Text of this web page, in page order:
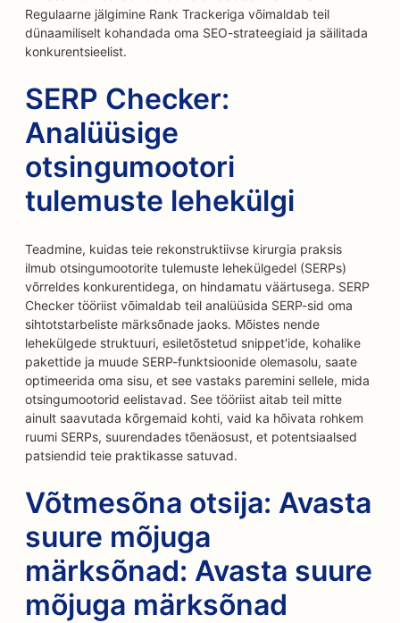
Regulaarne jälgimine Rank Trackeriga võimaldab teil
dünaamiliselt kohandada oma SEO-strateegiaid ja säilitada
konkurentsieelist.
SERP Checker:
Analüüsige
otsingumootori
tulemuste lehekülgi
Teadmine, kuidas teie rekonstruktiivse kirurgia praksis
ilmub otsingumootorite tulemuste lehekülgedel (SERPs)
võrreldes konkurentidega, on hindamatu väärtusega. SERP
Checker tööriist võimaldab teil analüüsida SERP-sid oma
sihtotstarbeliste märksõnade jaoks. Mõistes nende
lehekülgede struktuuri, esiletõstetud snippet'ide, kohalike
pakettide ja muude SERP-funktsioonide olemasolu, saate
optimeerida oma sisu, et see vastaks paremini sellele, mida
otsingumootorid eelistavad. See tööriist aitab teil mitte
ainult saavutada kõrgemaid kohti, vaid ka hõivata rohkem
ruumi SERPs, suurendades tõenäosust, et potentsiaalsed
patsiendid teie praktikasse satuvad.
Võtmesõna otsija: Avasta
suure mõjuga
märksõnad: Avasta suure
mõjuga märksõnad